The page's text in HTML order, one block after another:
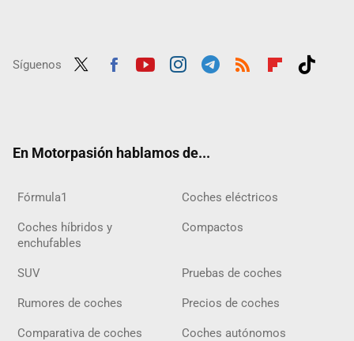
Síguenos
En Motorpasión hablamos de...
Fórmula1 Coches eléctricos
Coches híbridos y
enchufables
Compactos
SUV Pruebas de coches
Rumores de coches Precios de coches
Comparativa de coches Coches autónomos